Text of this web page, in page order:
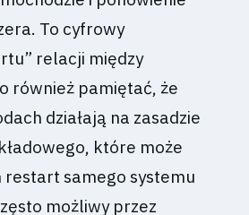
To cyfrowy
relacji między
również pamiętać, że
działają na zasadzie
które może
restart samego systemu
możliwy przez